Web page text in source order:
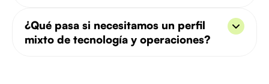
telecomunicaciones distribuidos en MENA, África
y el sudeste asiático.
¿Qué pasa si necesitamos un perfil
mixto de tecnología y operaciones?